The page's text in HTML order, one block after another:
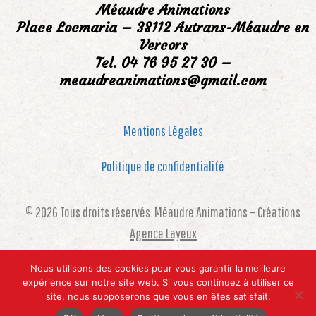
the
first
Méaudre Animations
Place Locmaria – 38112 Autrans-Méaudre en
Vercors
Tel. 04 76 95 27 30 –
meaudreanimations@gmail.com
Mentions Légales
Politique de confidentialité
© 2026 Tous droits réservés. Méaudre Animations – Créations
Agence Layeux
Nous utilisons des cookies pour vous garantir la meilleure
expérience sur notre site web. Si vous continuez à utiliser ce
site, nous supposerons que vous en êtes satisfait.